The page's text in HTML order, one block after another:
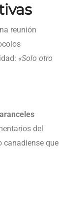
reunión
«Solo otro
aranceles
del
canadiense que